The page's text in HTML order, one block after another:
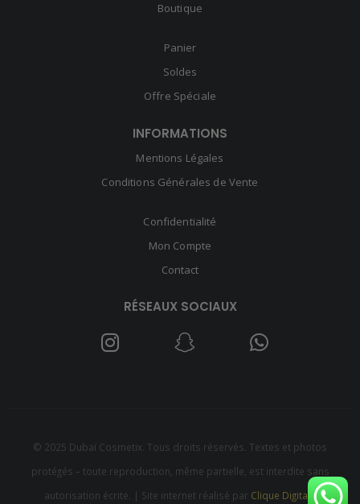
Boutique
Panier
Soldes
Offre Spéciale
INFORMATIONS
Mentions Légales
Conditions Générales de Vente
Confidentialité
Mon Compte
Contact
RÉSEAUX SOCIAUX
© 2025 Dubaï Cosmetix. Tous droits réservés. Textes et photos
protégés – toute reproduction, même partielle, est interdite sans
autorisation écrite. | Site internet réalisé par Clique Digitale